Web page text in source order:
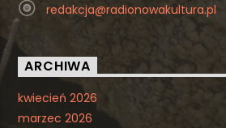
redakcja@radionowakultura.pl
ARCHIWA
kwiecień 2026
marzec 2026